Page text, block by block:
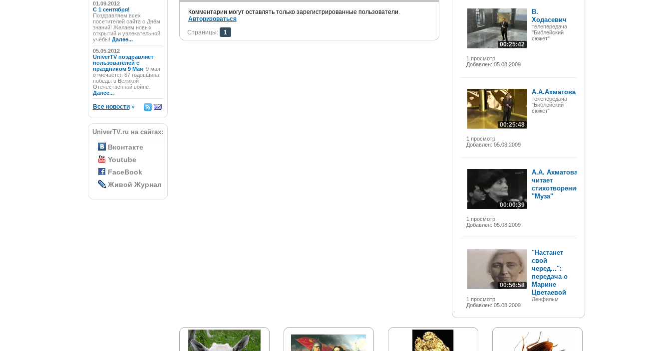
01.09.2012
C 1 сентября!
Поздравляем всех
посетителей сайта с Днём
знаний! Желаем новых
открытий и увлекательной
учёбы! Далее...
05.05.2012
UniverTV поздравляет
пользователей с
праздником 9 Мая 9 мая
отмечается 67 годовщина
победы в Великой
Отечественной войне.
Далее...
Все новости»
UniverTV.ru на сайтах:
Вконтакте
Youtube
FaceBook
Живой Журнал
Комментарии могут оставлять только зарегистрированные пользователи.
Авторизоваться
Страницы:
1
00:25:42
1 просмотр
Добавлен: 05.08.2009
В.
Ходасевич
телепередача
"Библейский
сюжет"
00:25:48
1 просмотр
Добавлен: 05.08.2009
А.А.Ахматова
телепередача
"Библейский
сюжет"
00:00:39
1 просмотр
Добавлен: 05.08.2009
А.А. Ахматова
читает
стихотворение
"Муза"
00:56:58
1 просмотр
Добавлен: 05.08.2009
"Настанет
свой
черед...":
передача о
Марине
Цветаевой
Ленфильм